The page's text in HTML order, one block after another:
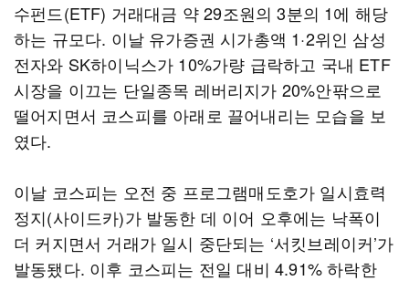
수펀드(ETF) 거래대금 약 29조원의 3분의 1에 해당
하는 규모다. 이날 유가증권 시가총액 1·2위인 삼성
전자와 SK하이닉스가 10%가량 급락하고 국내 ETF
시장을 이끄는 단일종목 레버리지가 20%안팎으로
떨어지면서 코스피를 아래로 끌어내리는 모습을 보
였다.
이날 코스피는 오전 중 프로그램매도호가 일시효력
정지(사이드카)가 발동한 데 이어 오후에는 낙폭이
더 커지면서 거래가 일시 중단되는 ‘서킷브레이커’가
발동됐다. 이후 코스피는 전일 대비 4.91% 하락한